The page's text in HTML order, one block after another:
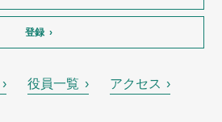
登録
役員一覧 アクセス